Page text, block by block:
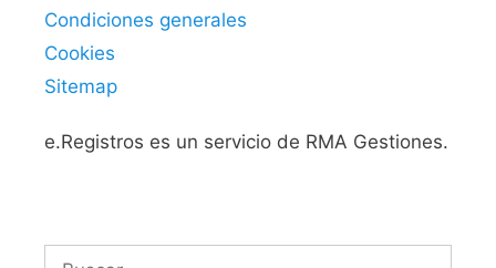
Condiciones generales
Cookies
Sitemap
e.Registros es un servicio de RMA Gestiones.
Buscar: